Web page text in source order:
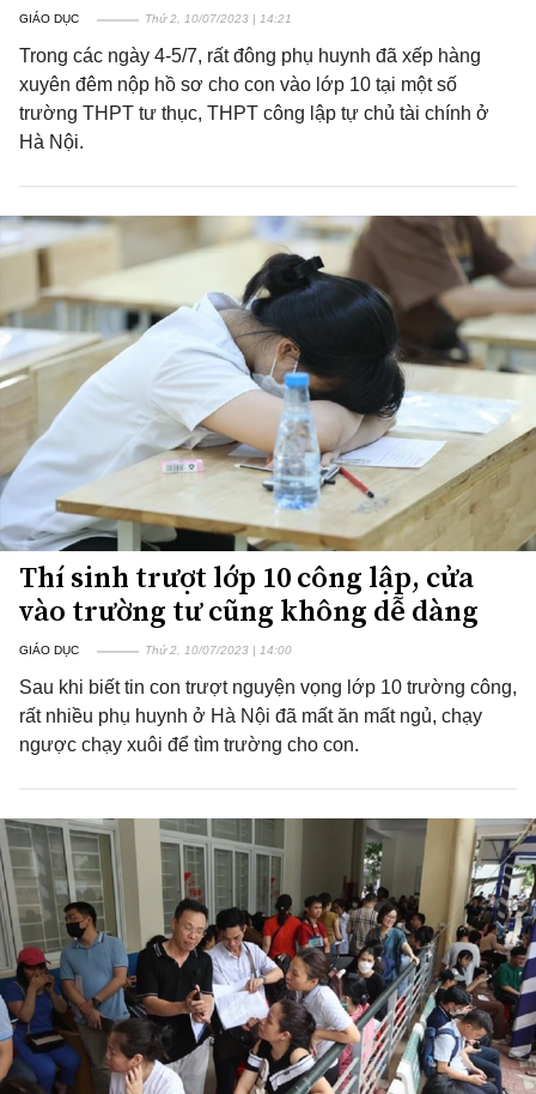
GIÁO DỤC Thứ 2, 10/07/2023 | 14:21
Trong các ngày 4-5/7, rất đông phụ huynh đã xếp hàng
xuyên đêm nộp hồ sơ cho con vào lớp 10 tại một số
trường THPT tư thục, THPT công lập tự chủ tài chính ở
Hà Nội.
Thí sinh trượt lớp 10 công lập, cửa
vào trường tư cũng không dễ dàng
GIÁO DỤC Thứ 2, 10/07/2023 | 14:00
Sau khi biết tin con trượt nguyện vọng lớp 10 trường công,
rất nhiều phụ huynh ở Hà Nội đã mất ăn mất ngủ, chạy
ngược chạy xuôi để tìm trường cho con.